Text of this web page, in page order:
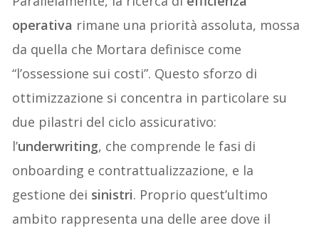
operativa rimane una priorità assoluta, mossa
da quella che Mortara definisce come
“l’ossessione sui costi”. Questo sforzo di
ottimizzazione si concentra in particolare su
due pilastri del ciclo assicurativo:
l’underwriting, che comprende le fasi di
onboarding e contrattualizzazione, e la
gestione dei sinistri. Proprio quest’ultimo
ambito rappresenta una delle aree dove il